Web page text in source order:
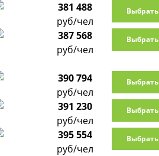
381 488
руб/чел
Выбрать
387 568
руб/чел
Выбрать
390 794
руб/чел
Выбрать
391 230
руб/чел
Выбрать
395 554
руб/чел
Выбрать